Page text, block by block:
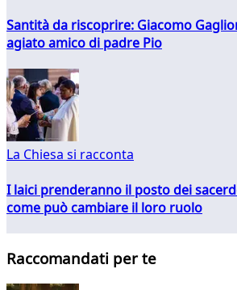
Santità da riscoprire: Giacomo
agiato amico di padre Pio
La Chiesa si racconta
I laici prenderanno il posto dei
come può cambiare il loro ruolo
Raccomandati per te